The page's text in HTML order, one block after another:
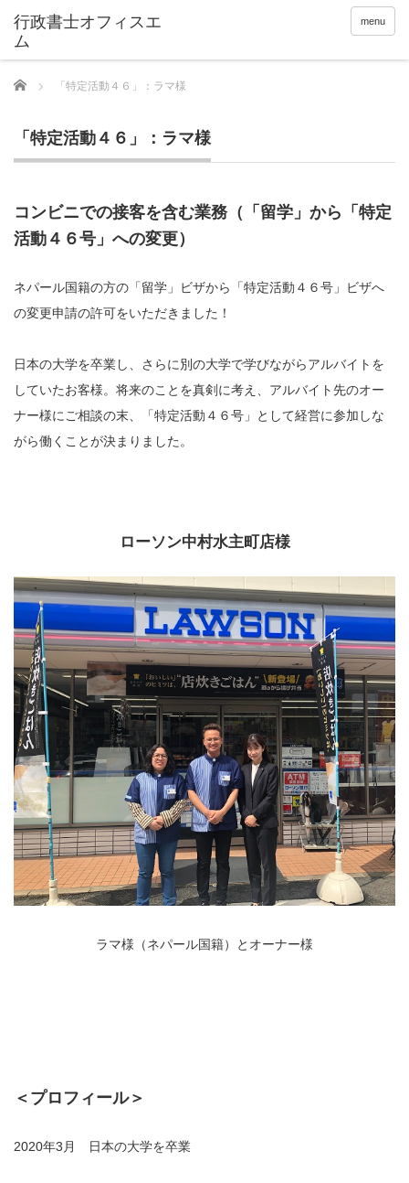
menu
Home 「特定活動４６」：ラマ様
「特定活動４６」：ラマ様
コンビニでの接客を含む業務（「留学」から「特定
活動４６号」への変更）
ネパール国籍の方の「留学」ビザから「特定活動４６号」ビザへ
の変更申請の許可をいただきました！
日本の大学を卒業し、さらに別の大学で学びながらアルバイトを
していたお客様。将来のことを真剣に考え、アルバイト先のオー
ナー様にご相談の末、「特定活動４６号」として経営に参加しな
がら働くことが決まりました。
ローソン中村水主町店様
ラマ様（ネパール国籍）とオーナー様
＜プロフィール＞
2020年3月 日本の大学を卒業